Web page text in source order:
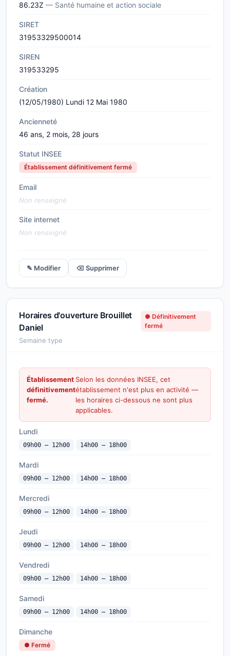
86.23Z — Santé humaine et action sociale
SIRET
31953329500014
SIREN
319533295
Création
(12/05/1980) Lundi 12 Mai 1980
Ancienneté
46 ans, 2 mois, 28 jours
Statut INSEE
Établissement définitivement fermé
Email
Non renseigné
Site internet
Non renseigné
✎ Modifier ⌫ Supprimer
Horaires d'ouverture Brouillet
Daniel
● Définitivement
fermé
Semaine type
Établissement
définitivement
fermé.
Selon les données INSEE, cet
établissement n'est plus en activité —
les horaires ci-dessous ne sont plus
applicables.
Lundi
09h00 — 12h00 14h00 — 18h00
Mardi
09h00 — 12h00 14h00 — 18h00
Mercredi
09h00 — 12h00 14h00 — 18h00
Jeudi
09h00 — 12h00 14h00 — 18h00
Vendredi
09h00 — 12h00 14h00 — 18h00
Samedi
09h00 — 12h00 14h00 — 18h00
Dimanche
● Fermé